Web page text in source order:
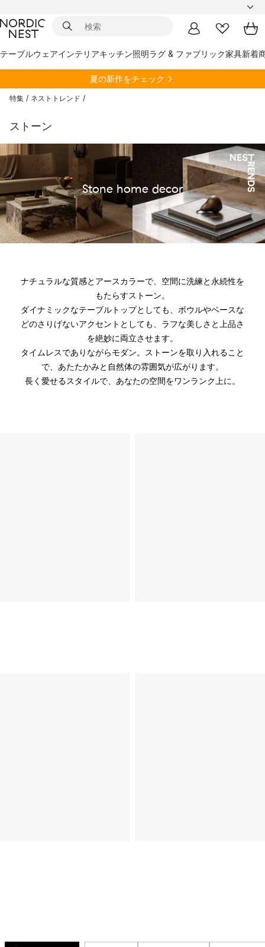
テーブルウェアインテリアキッチン照明ラグ & ファブリック家具新着
夏の新作をチェック
特集 / ネストトレンド /
ストーン
Stone home decor
ナチュラルな質感とアースカラーで、空間に洗練と永続性を
もたらすストーン。
ダイナミックなテーブルトップとしても、ボウルやベースな
どのさりげないアクセントとしても、ラフな美しさと上品さ
を絶妙に両立させます。
タイムレスでありながらモダン。ストーンを取り入れること
で、あたたかみと自然体の雰囲気が広がります。
長く愛せるスタイルで、あなたの空間をワンランク上に。